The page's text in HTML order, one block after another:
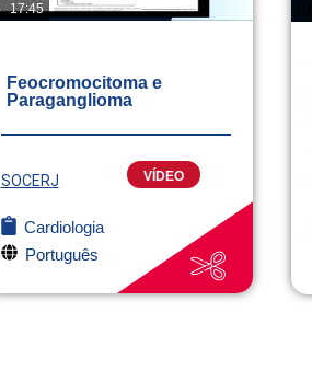
17:45
Feocromocitoma e
Paraganglioma
SOCERJ VÍDEO
Cardiologia
Português